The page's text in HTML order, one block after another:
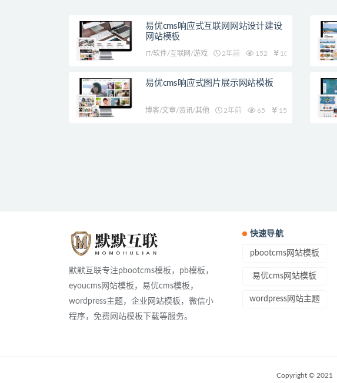
易优cms响应式互联网网站设计建设
网站模板
IT/软件/互联网/游戏 2年前 152 10
易优cms响应式图片展示网站模板
博客/文章/资讯/其他 2年前 65 15
默默互联专注pbootcms模板，pb模板，
eyoucms网站模板，易优cms模板，
wordpress主题，企业网站模板，微信小
程序，免费网站模板下载等服务。
快速导航
pbootcms网站模板
易优cms网站模板
wordpress网站主题
Copyright © 2021